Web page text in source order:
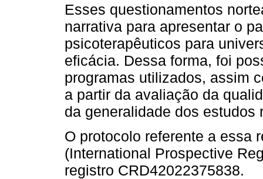
Esses questionamentos
narrativa para apresentar o
psicoterapêuticos para
eficácia. Dessa forma, foi
programas utilizados, assim
a partir da avaliação da
da generalidade dos
O protocolo referente a essa
(International Prospective
registro CRD42022375838.